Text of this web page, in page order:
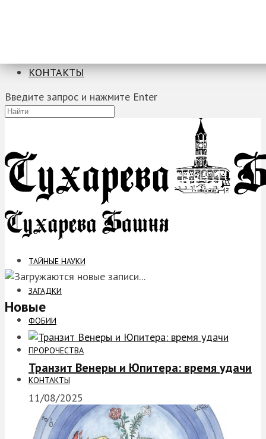
КОНТАКТЫ
Введите запрос и нажмите Enter
ТАЙНЫЕ НАУКИ
ЗАГАДКИ
ФОБИИ
ПРОРОЧЕСТВА
КОНТАКТЫ
Новые
Транзит Венеры и Юпитера: время удачи
11/08/2025